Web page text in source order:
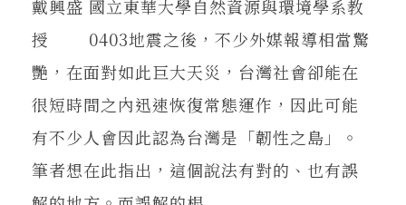
戴興盛 國立東華大學自然資源與環境學系教
授 0403地震之後，不少外媒報導相當驚
艷，在面對如此巨大天災，台灣社會卻能在
很短時間之內迅速恢復常態運作，因此可能
有不少人會因此認為台灣是「韌性之島」。
筆者想在此指出，這個說法有對的、也有誤